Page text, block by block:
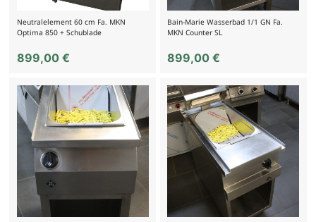
Neutralelement 60 cm Fa. MKN
Optima 850 + Schublade
899,00 €
Bain-Marie Wasserbad 1/1 GN Fa.
MKN Counter SL
899,00€